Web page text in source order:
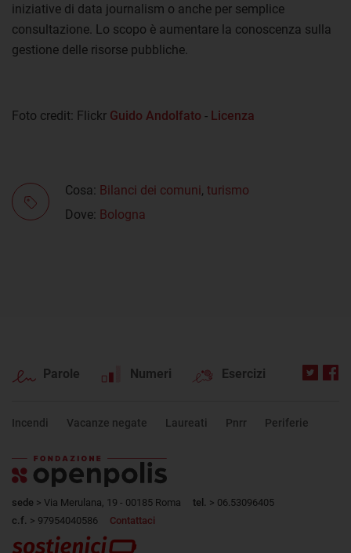
iniziative di data journalism o anche per semplice
consultazione. Lo scopo è aumentare la conoscenza sulla
gestione delle risorse pubbliche.
Foto credit: Flickr Guido Andolfato - Licenza
Cosa: Bilanci dei comuni, turismo
Dove: Bologna
Parole Numeri Esercizi
Incendi Vacanze negate Laureati Pnrr Periferie
sede > Via Merulana, 19 - 00185 Roma tel. > 06.53096405
c.f. > 97954040586 Contattaci